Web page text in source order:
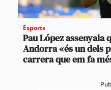
Esports
Pau López assenyala
Andorra «és un dels
carrera que em fa